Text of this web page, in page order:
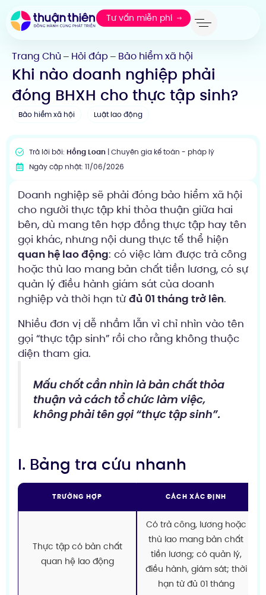
Tư vấn miễn phí
Trang Chủ — Hỏi đáp — Bảo hiểm xã hội
Khi nào doanh nghiệp phải
đóng BHXH cho thực tập sinh?
Bảo hiểm xã hội Luật lao động
Trả lời bởi: Hồng Loan| Chuyên gia kế toán - pháp lý
Ngày cập nhật: 11/06/2026
Doanh nghiệp sẽ phải đóng bảo hiểm xã hội
cho người thực tập khi thỏa thuận giữa hai
bên, dù mang tên hợp đồng thực tập hay tên
gọi khác, nhưng nội dung thực tế thể hiện
quan hệ lao động: có việc làm được trả công
hoặc thù lao mang bản chất tiền lương, có sự
quản lý điều hành giám sát của doanh
nghiệp và thời hạn từ đủ 01 tháng trở lên.
Nhiều đơn vị dễ nhầm lẫn vì chỉ nhìn vào tên
gọi “thực tập sinh” rồi cho rằng không thuộc
diện tham gia.
Mấu chốt cần nhìn là bản chất thỏa
thuận và cách tổ chức làm việc,
không phải tên gọi “thực tập sinh”.
I. Bảng tra cứu nhanh
TRƯỜNG HỢP CÁCH XÁC ĐỊNH
Thực tập có bản chất
quan hệ lao động
Có trả công, lương hoặc
thù lao mang bản chất
tiền lương; có quản lý,
điều hành, giám sát; thời
hạn từ đủ 01 tháng